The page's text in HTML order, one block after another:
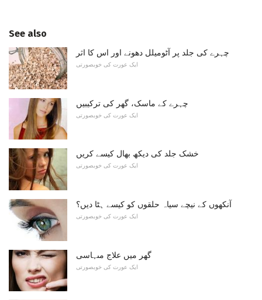
See also
چہرے کی جلد پر آٹومیلل دھونے اور اس کا اثر
ایک عورت کی خوبصورتی
چہرے کے ماسک، گھر کی ترکیبیں
ایک عورت کی خوبصورتی
خشک جلد کی دیکھ بھال کیسے کریں
ایک عورت کی خوبصورتی
آنکھوں کے نیچے سیاہ حلقوں کو کیسے ہٹا دیں؟
ایک عورت کی خوبصورتی
گھر میں علاج مںہاسی
ایک عورت کی خوبصورتی